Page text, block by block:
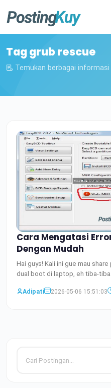
Tag grub rescue
Temukan berbagai
Cara Mengatasi
Dengan Mudah
Hai guys! Kali ini gue mau
dual boot di laptop, eh tiba-
Adipati
2026-05-06 15:51:03